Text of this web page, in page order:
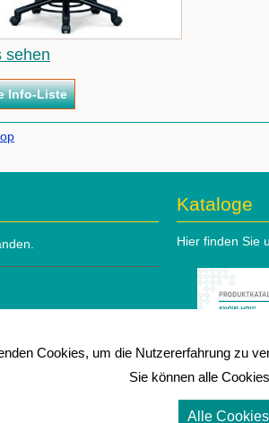
Cookies, um die Nutzererfahrung zu
Sie können alle
Alle
sehen
Kataloge
Hier finden Sie